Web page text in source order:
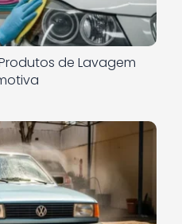
de Lavagem